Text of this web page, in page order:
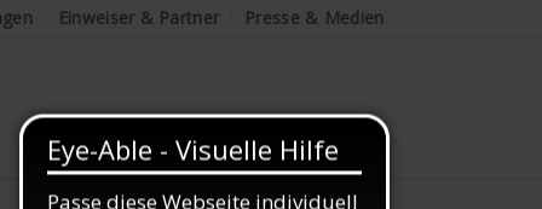
Einweiser & Partner Presse & Medien